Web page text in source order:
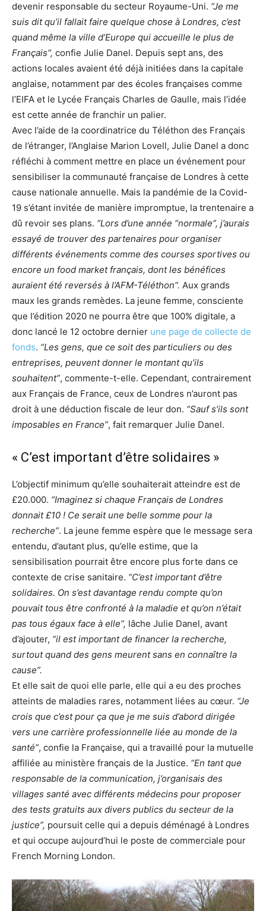
devenir responsable du secteur Royaume-Uni. “Je me
suis dit qu’il fallait faire quelque chose à Londres, c’est
quand même la ville d’Europe qui accueille le plus de
Français”, confie Julie Danel. Depuis sept ans, des
actions locales avaient été déjà initiées dans la capitale
anglaise, notamment par des écoles françaises comme
l’EIFA et le Lycée Français Charles de Gaulle, mais l’idée
est cette année de franchir un palier.
Avec l’aide de la coordinatrice du Téléthon des Français
de l’étranger, l’Anglaise Marion Lovell, Julie Danel a donc
réfléchi à comment mettre en place un événement pour
sensibiliser la communauté française de Londres à cette
cause nationale annuelle. Mais la pandémie de la Covid-
19 s’étant invitée de manière impromptue, la trentenaire a
dû revoir ses plans. “Lors d’une année “normale”, j’aurais
essayé de trouver des partenaires pour organiser
différents événements comme des courses sportives ou
encore un food market français, dont les bénéfices
auraient été reversés à l’AFM-Téléthon”. Aux grands
maux les grands remèdes. La jeune femme, consciente
que l’édition 2020 ne pourra être que 100% digitale, a
donc lancé le 12 octobre dernier une page de collecte de
fonds. “Les gens, que ce soit des particuliers ou des
entreprises, peuvent donner le montant qu’ils
souhaitent”, commente-t-elle. Cependant, contrairement
aux Français de France, ceux de Londres n’auront pas
droit à une déduction fiscale de leur don. “Sauf s’ils sont
imposables en France”, fait remarquer Julie Danel.
« C’est important d’être solidaires »
L’objectif minimum qu’elle souhaiterait atteindre est de
£20.000. “Imaginez si chaque Français de Londres
donnait £10 ! Ce serait une belle somme pour la
recherche”. La jeune femme espère que le message sera
entendu, d’autant plus, qu’elle estime, que la
sensibilisation pourrait être encore plus forte dans ce
contexte de crise sanitaire. “C’est important d’être
solidaires. On s’est davantage rendu compte qu’on
pouvait tous être confronté à la maladie et qu’on n’était
pas tous égaux face à elle”, lâche Julie Danel, avant
d’ajouter, “il est important de financer la recherche,
surtout quand des gens meurent sans en connaître la
cause”.
Et elle sait de quoi elle parle, elle qui a eu des proches
atteints de maladies rares, notamment liées au cœur. “Je
crois que c’est pour ça que je me suis d’abord dirigée
vers une carrière professionnelle liée au monde de la
santé”, confie la Française, qui a travaillé pour la mutuelle
affiliée au ministère français de la Justice. “En tant que
responsable de la communication, j’organisais des
villages santé avec différents médecins pour proposer
des tests gratuits aux divers publics du secteur de la
justice”, poursuit celle qui a depuis déménagé à Londres
et qui occupe aujourd’hui le poste de commerciale pour
French Morning London.